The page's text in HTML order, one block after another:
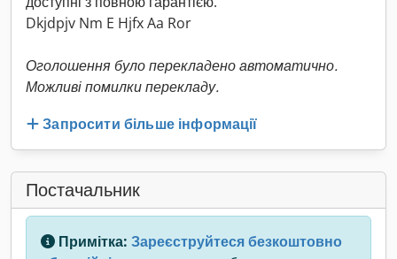
Dkjdpjv Nm E Hjfx Aa Ror
Оголошення було перекладено автоматично.
Можливі помилки перекладу.
Запросити більше інформації
Постачальник
Примітка: Зареєструйтеся безкоштовно